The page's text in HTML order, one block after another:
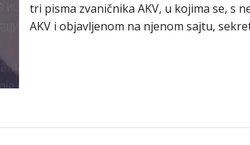
tri pisma zvaničnika AKV, u kojima se, s
AKV i objavljenom na njenom sajtu,